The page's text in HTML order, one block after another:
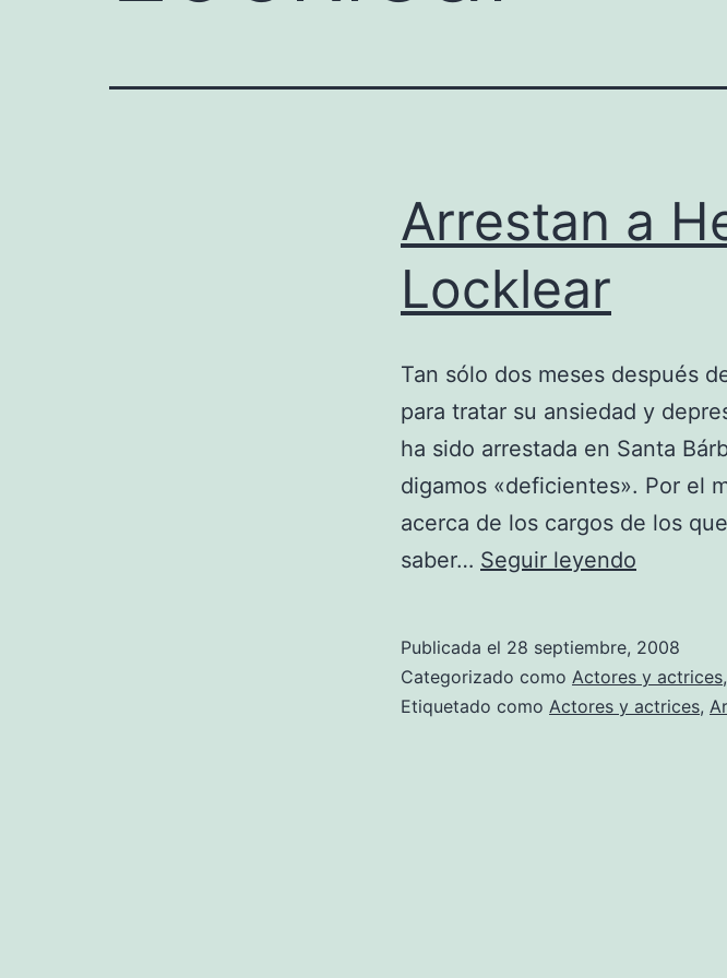
Arrestan a
Locklear
Tan sólo dos meses después
para tratar su ansiedad y
ha sido arrestada en Santa
digamos «deficientes». Por el
acerca de los cargos de los
saber… Seguir leyendo
Locklear
Publicada el 28 septiembre, 2008
Categorizado como Actores y actrices,
Etiquetado como Actores y actrices,